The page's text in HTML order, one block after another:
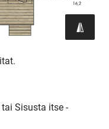
Sisusta itse -